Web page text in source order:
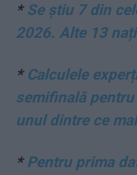
* Se știu 7 din
2026. Alte 13
* Calculele
semifinală
unul dintre ce
*Pentru prima